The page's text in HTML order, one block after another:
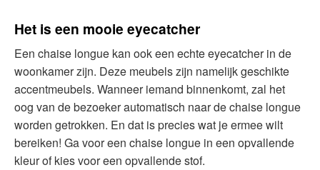
Het is een mooie eyecatcher
Een chaise longue kan ook een echte eyecatcher in de
woonkamer zijn. Deze meubels zijn namelijk geschikte
accentmeubels. Wanneer iemand binnenkomt, zal het
oog van de bezoeker automatisch naar de chaise longue
worden getrokken. En dat is precies wat je ermee wilt
bereiken! Ga voor een chaise longue in een opvallende
kleur of kies voor een opvallende stof.